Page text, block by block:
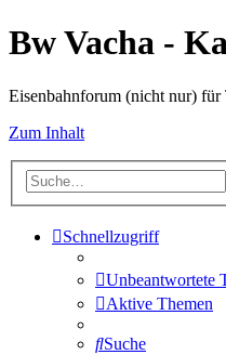
Bw Vacha -
Eisenbahnforum (nicht nur) für
Zum Inhalt
Schnellzugriff
Unbeantwortete
Aktive Themen
Suche